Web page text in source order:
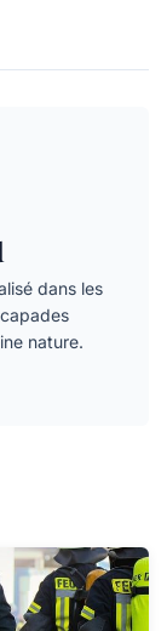
dans les
nature.